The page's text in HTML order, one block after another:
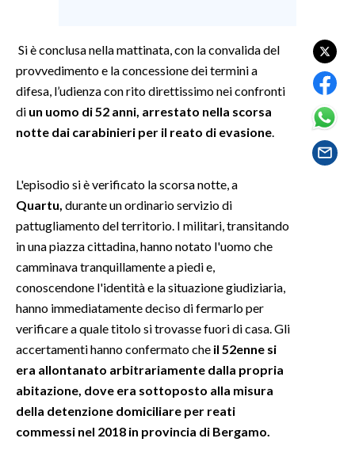
SPETTACOLI
GOSSIP
SARDEGNA TURISMO
SARDI NEL MONDO
NOTIZIE
#CARAUNIONE
3 MINUTI CON
INSULARITÀ
Si è conclusa nella mattinata, con la convalida del
provvedimento e la concessione dei termini a
difesa, l’udienza con rito direttissimo nei confronti
di un uomo di 52 anni, arrestato nella scorsa
notte dai carabinieri per il reato di evasione
L'episodio si è verificato la scorsa notte, a
Quartu, durante un ordinario servizio di
pattugliamento del territorio. I militari, transitando
in una piazza cittadina, hanno notato l'uomo che
camminava tranquillamente a piedi e,
conoscendone l'identità e la situazione giudiziaria,
hanno immediatamente deciso di fermarlo per
verificare a quale titolo si trovasse fuori di casa. Gli
accertamenti hanno confermato che il 52enne si
era allontanato arbitrariamente dalla propria
abitazione, dove era sottoposto alla misura
della detenzione domiciliare per reati
commessi nel 2018 in provincia di Bergamo.